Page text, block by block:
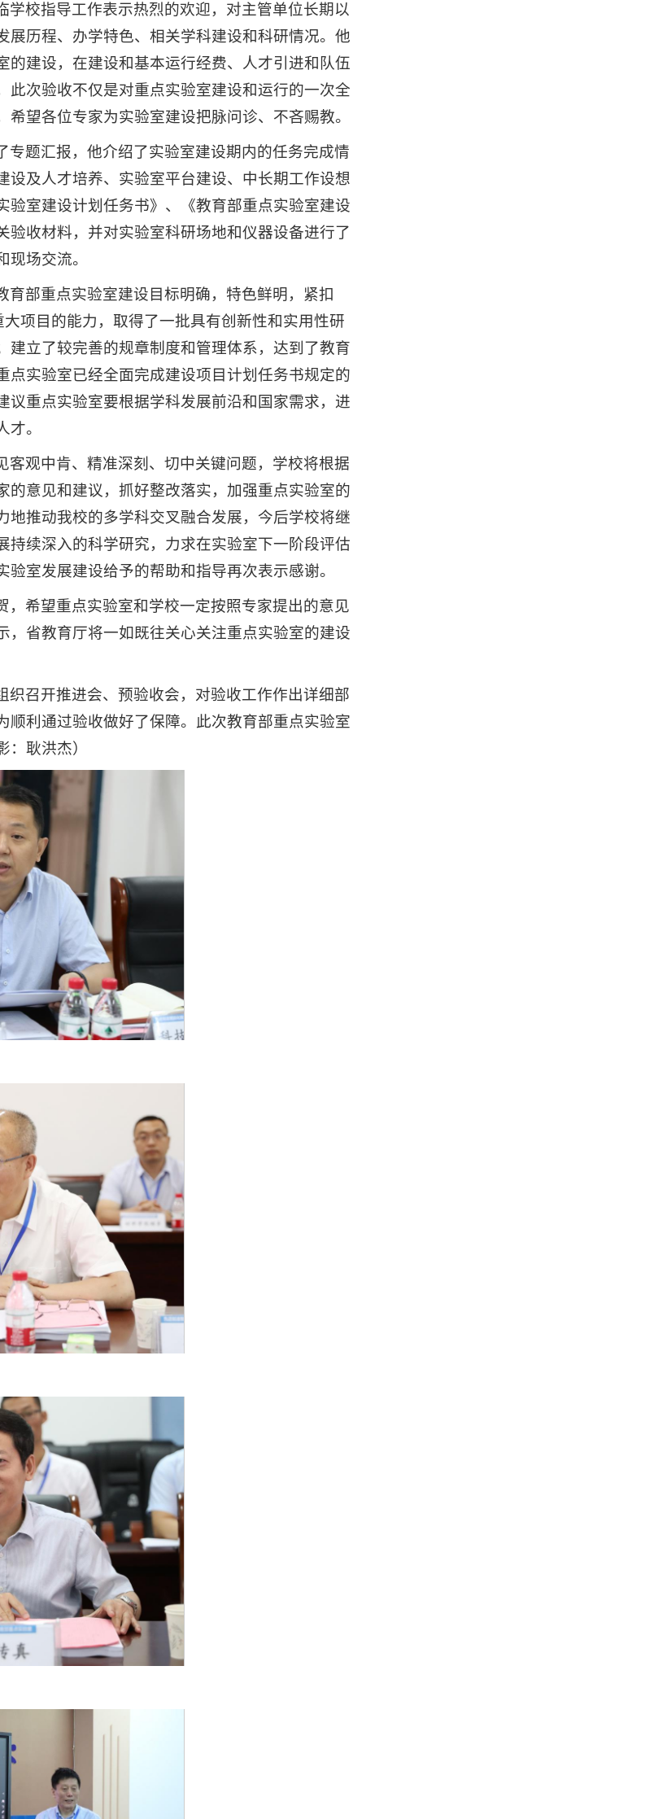
校指导工作表示热烈的欢迎，对主管单位长期以
历程、办学特色、相关学科建设和科研情况。他
建设，在建设和基本运行经费、人才引进和队伍
次验收不仅是对重点实验室建设和运行的一次全
望各位专家为实验室建设把脉问诊、不吝赐教。
题汇报，他介绍了实验室建设期内的任务完成情
及人才培养、实验室平台建设、中长期工作设想
室建设计划任务书》、《教育部重点实验室建设
收材料，并对实验室科研场地和仪器设备进行了
场交流。
部重点实验室建设目标明确，特色鲜明，紧扣
项目的能力，取得了一批具有创新性和实用性研
立了较完善的规章制度和管理体系，达到了教育
实验室已经全面完成建设项目计划任务书规定的
重点实验室要根据学科发展前沿和国家需求，进
。
观中肯、精准深刻、切中关键问题，学校将根据
的意见和建议，抓好整改落实，加强重点实验室的
推动我校的多学科交叉融合发展，今后学校将继
续深入的科学研究，力求在实验室下一阶段评估
室发展建设给予的帮助和指导再次表示感谢。
希望重点实验室和学校一定按照专家提出的意见
省教育厅将一如既往关心关注重点实验室的建设
召开推进会、预验收会，对验收工作作出详细部
利通过验收做好了保障。此次教育部重点实验室
耿洪杰）